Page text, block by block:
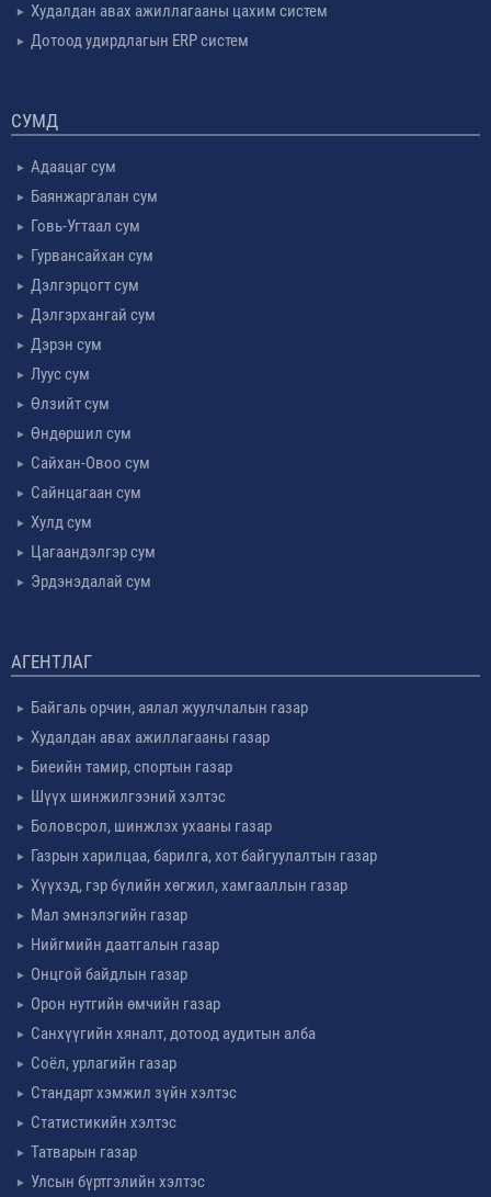
Худалдан авах ажиллагааны цахим систем
Дотоод удирдлагын ERP систем
СУМД
Адаацаг сум
Баянжаргалан сум
Говь-Угтаал сум
Гурвансайхан сум
Дэлгэрцогт сум
Дэлгэрхангай сум
Дэрэн сум
Луус сум
Өлзийт сум
Өндөршил сум
Сайхан-Овоо сум
Сайнцагаан сум
Хулд сум
Цагаандэлгэр сум
Эрдэнэдалай сум
АГЕНТЛАГ
Байгаль орчин, аялал жуулчлалын газар
Худалдан авах ажиллагааны газар
Биеийн тамир, спортын газар
Шүүх шинжилгээний хэлтэс
Боловсрол, шинжлэх ухааны газар
Газрын харилцаа, барилга, хот байгуулалтын газар
Хүүхэд, гэр бүлийн хөгжил, хамгааллын газар
Мал эмнэлэгийн газар
Нийгмийн даатгалын газар
Онцгой байдлын газар
Орон нутгийн өмчийн газар
Санхүүгийн хяналт, дотоод аудитын алба
Соёл, урлагийн газар
Стандарт хэмжил зүйн хэлтэс
Статистикийн хэлтэс
Татварын газар
Улсын бүртгэлийн хэлтэс